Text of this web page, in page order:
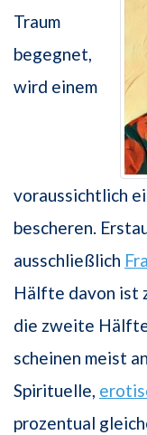
Traum
begegnet,
wird einem
voraussichtlich
bescheren.
ausschließlich
Hälfte davon ist
die zweite
scheinen meist
Spirituelle,
prozentual